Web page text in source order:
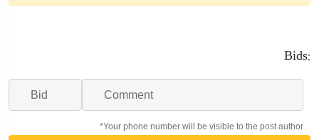
Bids:
*Your phone number will be visible to the post author